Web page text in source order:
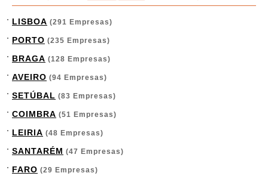
LISBOA (291 Empresas)
PORTO (235 Empresas)
BRAGA (128 Empresas)
AVEIRO (94 Empresas)
SETÚBAL (83 Empresas)
COIMBRA (51 Empresas)
LEIRIA (48 Empresas)
SANTARÉM (47 Empresas)
FARO (29 Empresas)